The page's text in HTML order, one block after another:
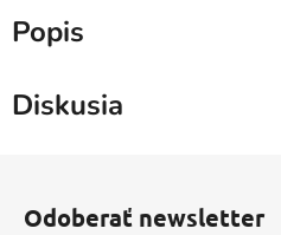
Popis
Diskusia
Odoberať newsletter